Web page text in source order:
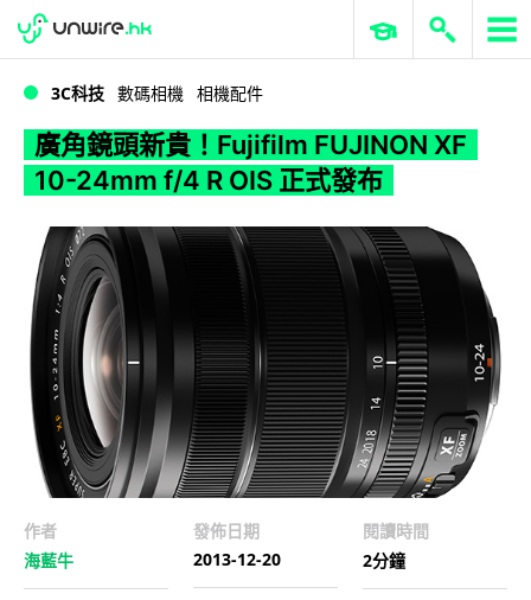
WWDC 2026 ERP 與商業 AI
3C科技 數碼相機 相機配件
廣角鏡頭新貴！Fujifilm FUJINON XF
10-24mm f/4 R OIS 正式發布
作者
海藍牛
發佈日期
2013-12-20
閱讀時間
2分鐘